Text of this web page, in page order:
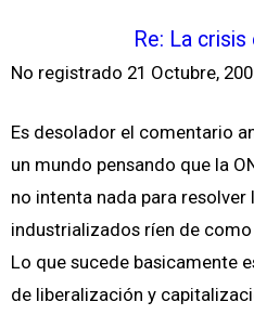
Re: La
No registrado 21 Octubre,
Es desolador el comentario
un mundo pensando que la
no intenta nada para
industrializados ríen de
Lo que sucede basicamente
de liberalización y